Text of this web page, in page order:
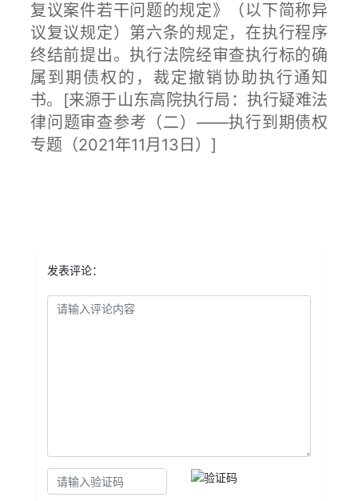
复议案件若干问题的规定》（以下简称异
议复议规定）第六条的规定，在执行程序
终结前提出。执行法院经审查执行标的确
属到期债权的，裁定撤销协助执行通知
书。[来源于山东高院执行局：执行疑难法
律问题审查参考（二）——执行到期债权
专题（2021年11月13日）]
发表评论：